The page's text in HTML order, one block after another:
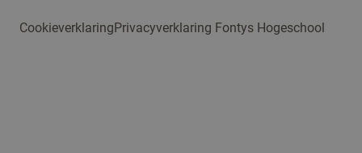
CookieverklaringPrivacyverklaring Fontys Hogeschool